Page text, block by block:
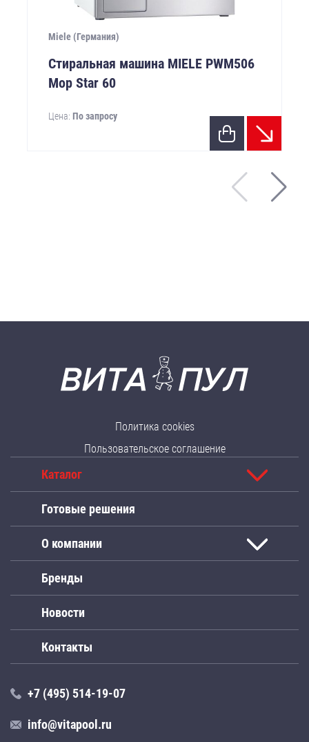
Miele (Германия)
Стиральная машина MIELE PWM506
Mop Star 60
Цена: По запросу
Политика cookies
Пользовательское соглашение
Каталог
Готовые решения
О компании
Бренды
Новости
Контакты
+7 (495) 514-19-07
info@vitapool.ru